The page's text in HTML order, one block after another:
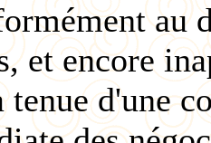
au
et encore
tenue d'une